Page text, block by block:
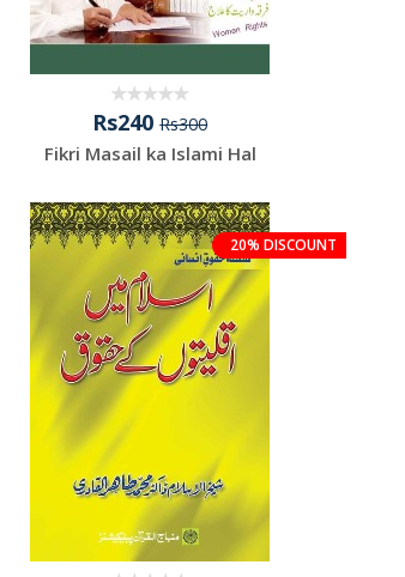
Rs240Rs300
Fikri Masail ka Islami Hal
20% DISCOUNT